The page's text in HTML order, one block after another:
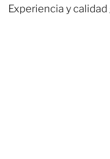
Experiencia y